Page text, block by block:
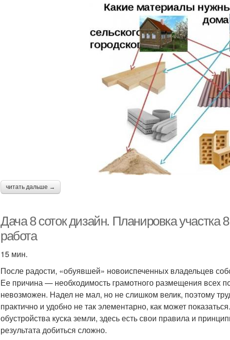
читать дальше →
Дача 8 соток дизайн. Планировка участка
работа
15 мин.
После радости, «обуявшей» новоиспеченных владельцев
Ее причина — необходимость грамотного размещения всех
невозможен. Надел не мал, но не слишком велик, поэтому
практично и удобно не так элементарно, как может
обустройства куска земли, здесь есть свои правила и
результата добиться сложно.